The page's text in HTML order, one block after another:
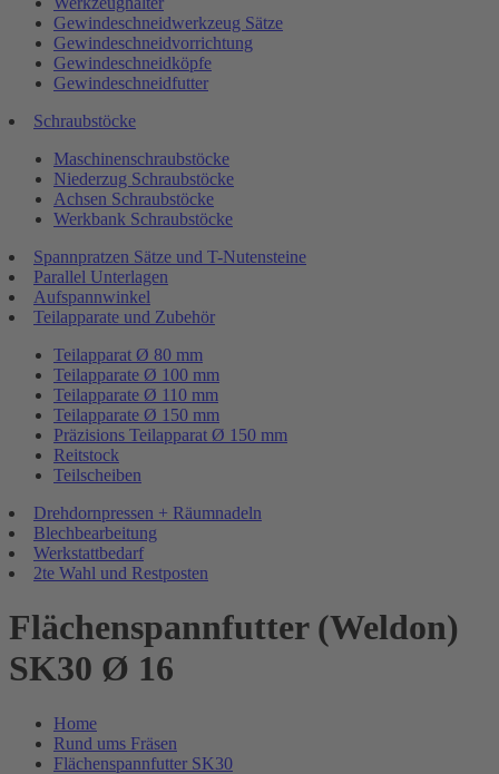
Gewindeschneidwerkzeug Sätze
Gewindeschneidvorrichtung
Gewindeschneidköpfe
Gewindeschneidfutter
Schraubstöcke
Maschinenschraubstöcke
Niederzug Schraubstöcke
Achsen Schraubstöcke
Werkbank Schraubstöcke
Spannpratzen Sätze und T-Nutensteine
Parallel Unterlagen
Aufspannwinkel
Teilapparate und Zubehör
Teilapparat Ø 80 mm
Teilapparate Ø 100 mm
Teilapparate Ø 110 mm
Teilapparate Ø 150 mm
Präzisions Teilapparat Ø 150 mm
Reitstock
Teilscheiben
Drehdornpressen + Räumnadeln
Blechbearbeitung
Werkstattbedarf
2te Wahl und Restposten
Flächenspannfutter (Weldon)
SK30 Ø 16
Home
Rund ums Fräsen
Flächenspannfutter SK30